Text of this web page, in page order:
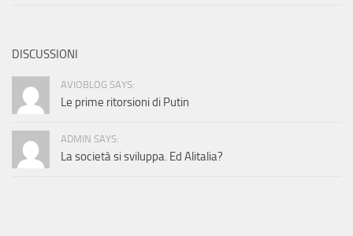
DISCUSSIONI
AVIOBLOG SAYS:
Le prime ritorsioni di Putin
ADMIN SAYS:
La società si sviluppa. Ed Alitalia?